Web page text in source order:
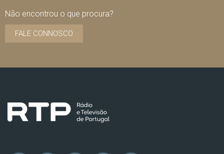
Não encontrou o que procura?
FALE CONNOSCO